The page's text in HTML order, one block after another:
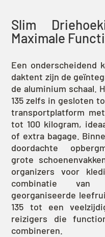
Slim
Maximale
Een onderscheidend
daktent zijn de
de aluminium schaal.
135 zelfs in gesloten
transportplatform
tot 100 kilogram,
of extra bagage.
doordachte
grote
organizers voor
combinatie van
georganiseerde
135 tot een
reizigers die
combineren.